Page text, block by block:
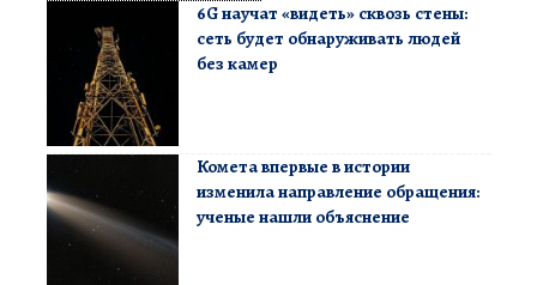
6G научат «видеть» сквозь стены:
сеть будет обнаруживать людей
без камер
Комета впервые в истории
изменила направление обращения:
ученые нашли объяснение